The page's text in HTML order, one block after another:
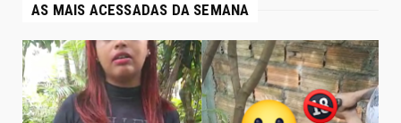
AS MAIS ACESSADAS DA SEMANA